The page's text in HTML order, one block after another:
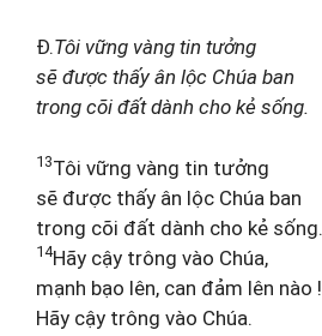
Đ.Tôi vững vàng tin tưởng
sẽ được thấy ân lộc Chúa ban
trong cõi đất dành cho kẻ sống.
13Tôi vững vàng tin tưởng
sẽ được thấy ân lộc Chúa ban
trong cõi đất dành cho kẻ sống.
14Hãy cậy trông vào Chúa,
mạnh bạo lên, can đảm lên nào !
Hãy cậy trông vào Chúa.